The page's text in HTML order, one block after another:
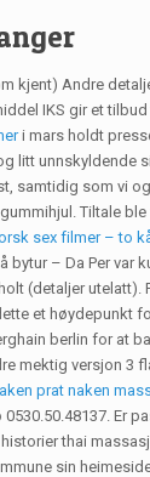
kjent) Andre
IKS gir et
i mars holdt
litt
som vi
Tiltale
sex filmer – to
– Da Per
(detaljer
et
berlin for at
mektig versjon
prat naken
thai
sin